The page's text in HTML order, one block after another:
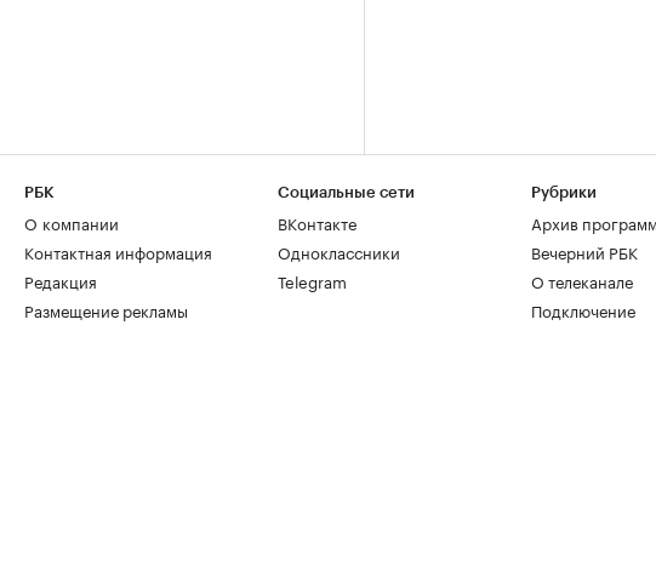
РБК
О компании
Контактная информация
Редакция
Размещение рекламы
Социальные сети
ВКонтакте
Одноклассники
Telegram
Рубрики
Архив программ
Вечерний РБК
О телеканале
Подключение